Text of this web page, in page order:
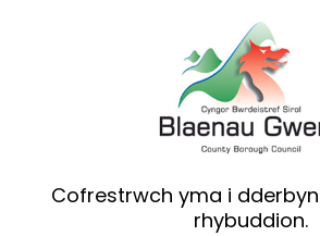
Cymraeg English
Newyddion
Cofrestrwch yma i
rhybuddion.